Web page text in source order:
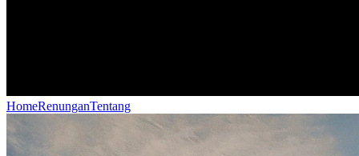
HomeRenunganTentang